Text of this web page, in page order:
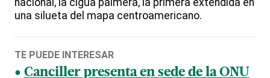
una silueta del mapa centroamericano.
TE PUEDE INTERESAR
Canciller presenta en sede de la ONU